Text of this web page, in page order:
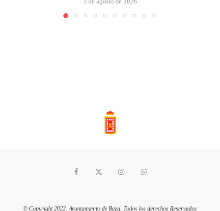
© Copyright 2022. Ayuntamiento de Baza. Todos los derechos Reservados